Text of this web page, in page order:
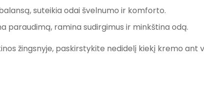
suteikia odai švelnumo ir komforto.
paraudimą, ramina sudirgimus ir minkština odą.
žingsnyje, paskirstykite nedidelį kiekį kremo ant